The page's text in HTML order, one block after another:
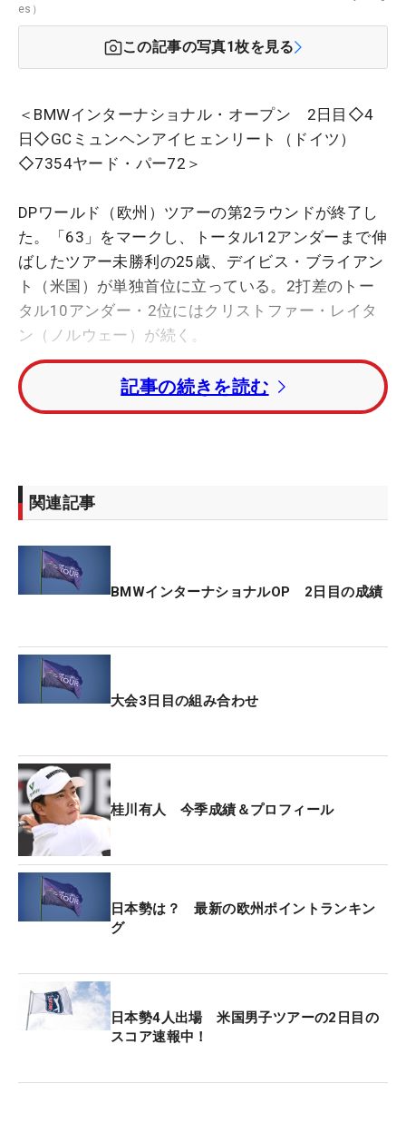
es）
この記事の写真1枚を見る
＜BMWインターナショナル・オープン 2日目◇4
日◇GCミュンヘンアイヒェンリート（ドイツ）
◇7354ヤード・パー72＞
DPワールド（欧州）ツアーの第2ラウンドが終了し
た。「63」をマークし、トータル12アンダーまで伸
ばしたツアー未勝利の25歳、デイビス・ブライアン
ト（米国）が単独首位に立っている。2打差のトー
タル10アンダー・2位にはクリストファー・レイタ
ン（ノルウェー）が続く。
初日を1打差の6位で終えた桂川有人は、6バーデ
ィ・1ボギーの「67」で回り、トップと3打差のトー
「ISPS HANDA 欧州・日本どっちが勝つかトーナメ
ント！」に続く、ツアー通算2勝目へ好位置につけ
6バーディ・2ボギーの「68」を記録した中島啓太
初日2オーバーと出遅れた蝉川泰果は、2日目も4バ
ーディ・3ボギー・1ダブルボギーの「73」と持ち直
喫した。
今大会の賞金総額は275万ドル（約3億9694万
円）。優勝者には46万7500ドル（約6748万円）が
贈られる。
記事の続きを読む
関連記事
BMWインターナショナルOP 2日目の成績
大会3日目の組み合わせ
桂川有人 今季成績＆プロフィール
日本勢は？ 最新の欧州ポイントランキン
グ
日本勢4人出場 米国男子ツアーの2日目の
スコア速報中！